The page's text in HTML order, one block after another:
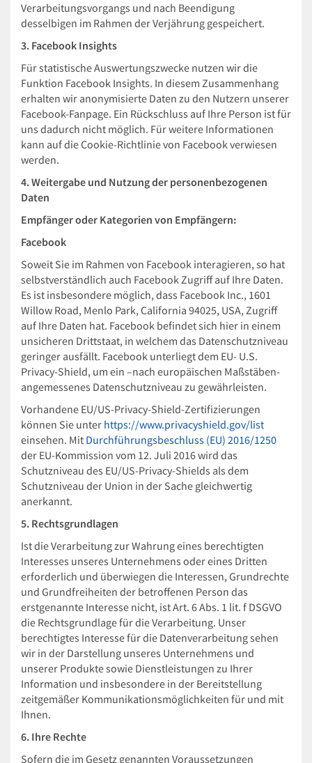
Verarbeitungsvorgangs und nach Beendigung
desselbigen im Rahmen der Verjährung gespeichert.
3. Facebook Insights
Für statistische Auswertungszwecke nutzen wir die
Funktion Facebook Insights. In diesem Zusammenhang
erhalten wir anonymisierte Daten zu den Nutzern unserer
Facebook-Fanpage. Ein Rückschluss auf Ihre Person ist für
uns dadurch nicht möglich. Für weitere Informationen
kann auf die Cookie-Richtlinie von Facebook verwiesen
werden.
4. Weitergabe und Nutzung der personenbezogenen
Daten
Empfänger oder Kategorien von Empfängern:
Facebook
Soweit Sie im Rahmen von Facebook interagieren, so hat
selbstverständlich auch Facebook Zugriff auf Ihre Daten.
Es ist insbesondere möglich, dass Facebook Inc., 1601
Willow Road, Menlo Park, California 94025, USA, Zugriff
auf Ihre Daten hat. Facebook befindet sich hier in einem
unsicheren Drittstaat, in welchem das Datenschutzniveau
geringer ausfällt. Facebook unterliegt dem EU- U.S.
Privacy-Shield, um ein –nach europäischen Maßstäben-
angemessenes Datenschutzniveau zu gewährleisten.
Vorhandene EU/US-Privacy-Shield-Zertifizierungen
können Sie unter https://www.privacyshield.gov/list
einsehen. Mit Durchführungsbeschluss (EU) 2016/1250
der EU-Kommission vom 12. Juli 2016 wird das
Schutzniveau des EU/US-Privacy-Shields als dem
Schutzniveau der Union in der Sache gleichwertig
anerkannt.
5. Rechtsgrundlagen
Ist die Verarbeitung zur Wahrung eines berechtigten
Interesses unseres Unternehmens oder eines Dritten
erforderlich und überwiegen die Interessen, Grundrechte
und Grundfreiheiten der betroffenen Person das
erstgenannte Interesse nicht, ist Art. 6 Abs. 1 lit. f DSGVO
die Rechtsgrundlage für die Verarbeitung. Unser
berechtigtes Interesse für die Datenverarbeitung sehen
wir in der Darstellung unseres Unternehmens und
unserer Produkte sowie Dienstleistungen zu Ihrer
Information und insbesondere in der Bereitstellung
zeitgemäßer Kommunikationsmöglichkeiten für und mit
Ihnen.
6. Ihre Rechte
Sofern die im Gesetz genannten Voraussetzungen